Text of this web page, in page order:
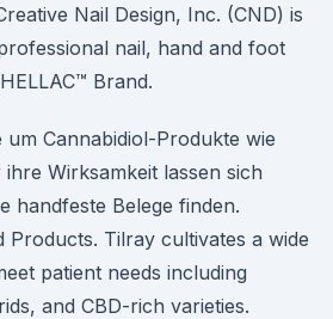
Nail Design, Inc. (CND) is
nail, hand and foot
Brand.
Cannabidiol-Produkte wie
Wirksamkeit lassen sich
handfeste Belege finden.
Products. Tilray cultivates a wide
patient needs including
and CBD-rich varieties.